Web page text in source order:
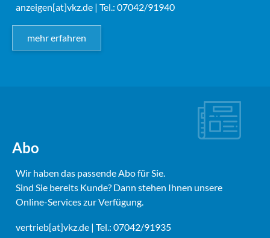
anzeigen[at]vkz.de | Tel.: 07042/91940
mehr erfahren
Abo
Wir haben das passende Abo für Sie.
Sind Sie bereits Kunde? Dann stehen Ihnen unsere
Online-Services zur Verfügung.
vertrieb[at]vkz.de | Tel.: 07042/91935